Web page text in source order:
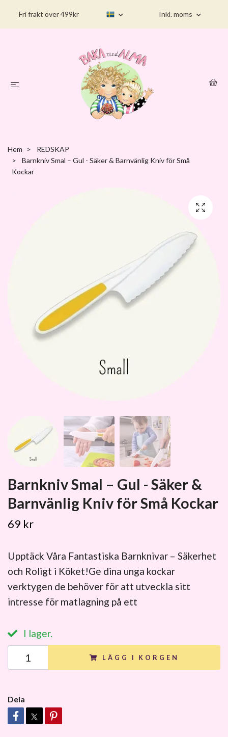
Fri frakt över 499kr Inkl. moms
Hem
REDSKAP
Barnkniv Smal – Gul - Säker & Barnvänlig Kniv för Små
Kockar
Barnkniv Smal – Gul - Säker &
Barnvänlig Kniv för Små Kockar
69 kr
Upptäck Våra Fantastiska Barnknivar – Säkerhet
och Roligt i Köket!Ge dina unga kockar
verktygen de behöver för att utveckla sitt
intresse för matlagning på ett
I lager.
LÄGG I KORGEN
Dela